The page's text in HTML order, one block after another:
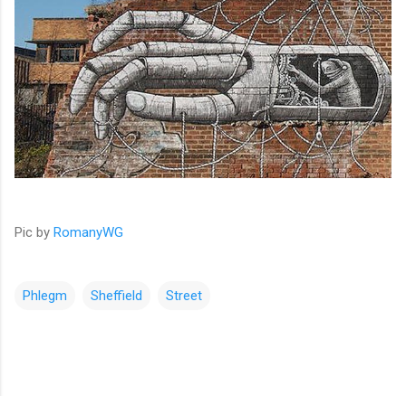
Pic by RomanyWG
Phlegm Sheffield Street